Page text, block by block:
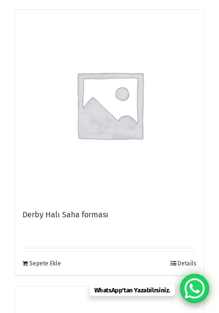
Derby Halı Saha forması
Sepete Ekle Details
WhatsApp'tan Yazabilrsiniz.